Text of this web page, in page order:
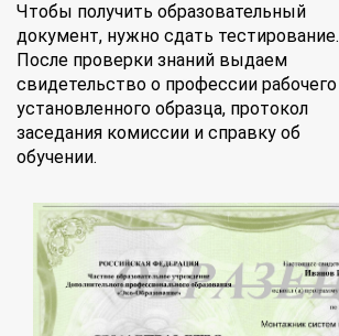
Чтобы получить образовательный
документ, нужно сдать тестирование.
После проверки знаний выдаем
свидетельство о профессии рабочего
установленного образца, протокол
заседания комиссии и справку об
обучении.